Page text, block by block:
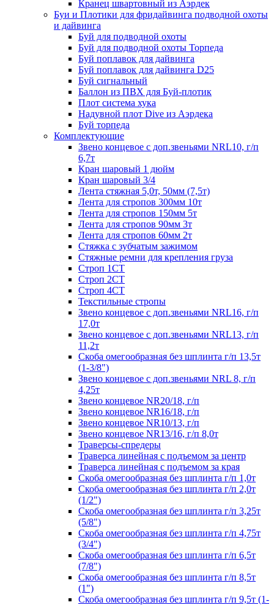
Кранец швартовный из Аэрдек
Буи и Плотики для фридайвинга подводной охоты
и дайвинга
Буй для подводной охоты
Буй для подводной охоты Торпеда
Буй поплавок для дайвинга
Буй поплавок для дайвинга D25
Буй сигнальный
Баллон из ПВХ для Буй-плотик
Плот система хука
Надувной плот Dive из Аэрдека
Буй торпеда
Комплектующие
Звено концевое с доп.звеньями NRL10, г/п
6,7т
Кран шаровый 1 дюйм
Кран шаровый 3/4
Лента стяжная 5,0т, 50мм (7,5т)
Лента для стропов 300мм 10т
Лента для стропов 150мм 5т
Лента для стропов 90мм 3т
Лента для стропов 60мм 2т
Стяжка с зубчатым зажимом
Стяжные ремни для крепления груза
Строп 1СТ
Строп 2СТ
Строп 4СТ
Текстильные стропы
Звено концевое с доп.звеньями NRL16, г/п
17,0т
Звено концевое с доп.звеньями NRL13, г/п
11,2т
Скоба омегообразная без шплинта г/п 13,5т
(1-3/8")
Звено концевое с доп.звеньями NRL 8, г/п
4,25т
Звено концевое NR20/18, г/п
Звено концевое NR16/18, г/п
Звено концевое NR10/13, г/п
Звено концевое NR13/16, г/п 8,0т
Траверсы-спредеры
Траверса линейная с подъемом за центр
Траверса линейная с подъемом за края
Скоба омегообразная без шплинта г/п 1,0т
Скоба омегообразная без шплинта г/п 2,0т
(1/2")
Скоба омегообразная без шплинта г/п 3,25т
(5/8")
Скоба омегообразная без шплинта г/п 4,75т
(3/4")
Скоба омегообразная без шплинта г/п 6,5т
(7/8")
Скоба омегообразная без шплинта г/п 8,5т
(1")
Скоба омегообразная без шплинта г/п 9,5т (1-